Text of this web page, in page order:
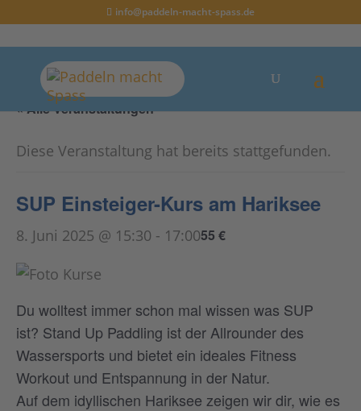
info@paddeln-macht-spass.de
« Alle Veranstaltungen
Diese Veranstaltung hat bereits stattgefunden.
SUP Einsteiger-Kurs am Hariksee
8. Juni 2025 @ 15:30 - 17:0055 €
Du wolltest immer schon mal wissen was SUP
ist? Stand Up Paddling ist der Allrounder des
Wassersports und bietet ein ideales Fitness
Workout und Entspannung in der Natur.
Auf dem idyllischen Hariksee zeigen wir dir, wie es